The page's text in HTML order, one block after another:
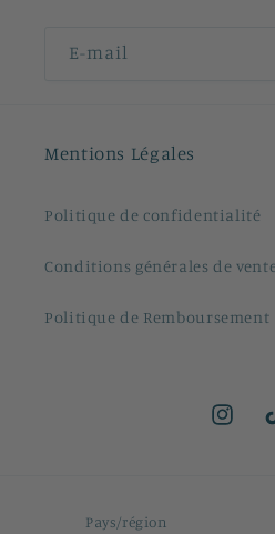
E-mail
Mentions Légales
Politique de confidentialité
Conditions générales de
Politique de Remboursement
Pays/région